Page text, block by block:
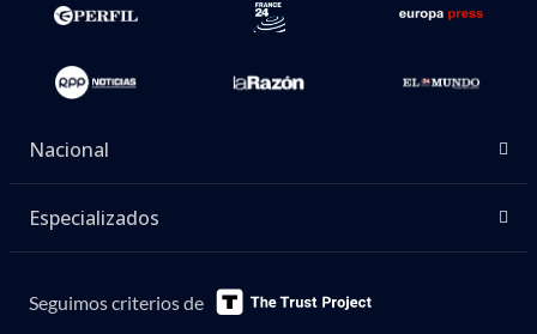
Nacional
Especializados
Seguimos criterios de